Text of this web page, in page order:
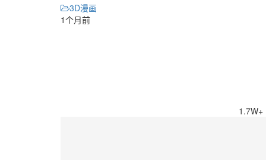
3D漫画
1个月前
1.7W+